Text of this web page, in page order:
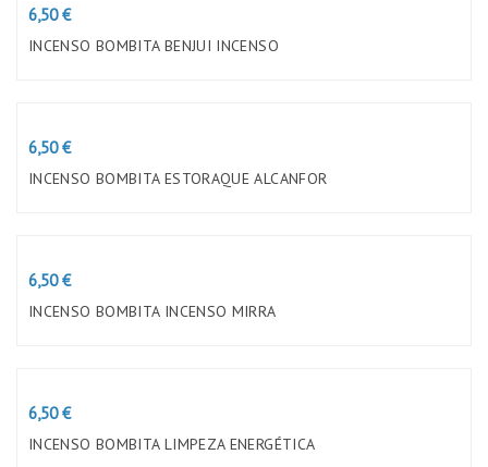
Preço
6,50 €
INCENSO BOMBITA BENJUI INCENSO
Preço
6,50 €
INCENSO BOMBITA ESTORAQUE ALCANFOR
Preço
6,50 €
INCENSO BOMBITA INCENSO MIRRA
Preço
6,50 €
INCENSO BOMBITA LIMPEZA ENERGÉTICA